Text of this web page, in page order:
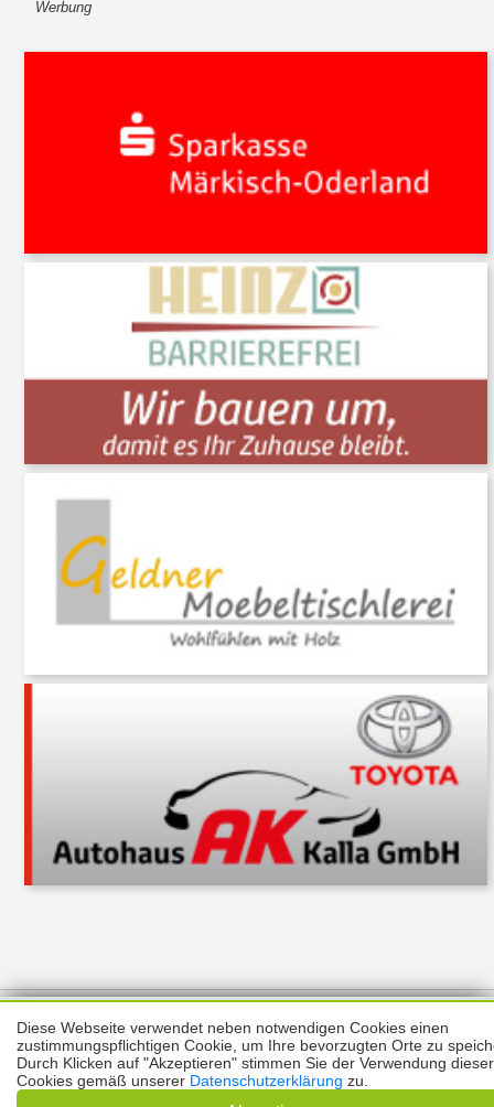
Werbung
Kontakt
Impressum
🌙 Dark Mode
Copyright © 2026 |Prinzmediaconcept.de
Diese Webseite verwendet neben notwendigen Cookies einen
zustimmungspflichtigen Cookie, um Ihre bevorzugten Orte zu
Durch Klicken auf "Akzeptieren" stimmen Sie der Verwendung dieser
Cookies gemäß unserer Datenschutzerklärung zu.